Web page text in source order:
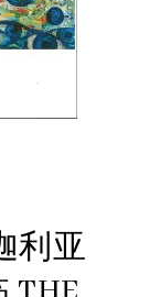
利亚